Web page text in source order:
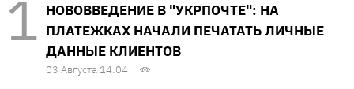
НОВОВВЕДЕНИЕ В "УКРПОЧТЕ": НА
ПЛАТЕЖКАХ НАЧАЛИ ПЕЧАТАТЬ ЛИЧНЫЕ
ДАННЫЕ КЛИЕНТОВ
03 Августа 14:04